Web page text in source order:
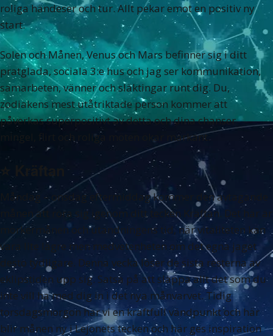
roliga händeser och tur. Allt pekar emot en positiv ny
start.
Solen och Månen, Venus och Mars befinner sig i ditt
pratglada, sociala 3:e hus och jag ser kommunikation,
samarbeten, vänner och släktingar runt dig. Du,
zodiakens mest utåtriktade person kommer att
påverkas superpositivt av detta och dina chanser
mingel, flirt och roliga möten ökar markant.
Kräftan
Måndag – onsdag eftermiddag kommer den avtagande
månen att röra sig igenom ditt tecken Kräftan. Det här är
mörkermånen och utandningens tid, när vitaliteten kan
vara lite lägre men medvetenheten om det egna jaget
desto tydligare. Denna vecka löser de sista resterna av
eklipstiden upp sig. Satsa på att släppa allt det som du
inte vill ha med dig in i det nya månvarvet. Tidig
torsdagsmorgon har vi en kraftfull vändpunkt och här
blir månen ny i Lejonets tecken och här ges inspiration